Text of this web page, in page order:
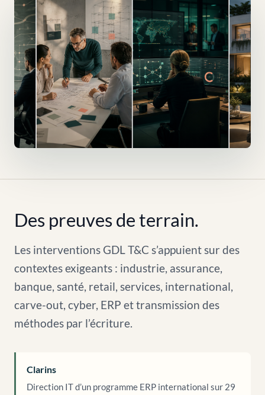
Des preuves de terrain.
Les interventions GDL T&C s’appuient sur des
contextes exigeants : industrie, assurance,
banque, santé, retail, services, international,
carve-out, cyber, ERP et transmission des
méthodes par l’écriture.
Clarins
Direction IT d’un programme ERP international sur 29